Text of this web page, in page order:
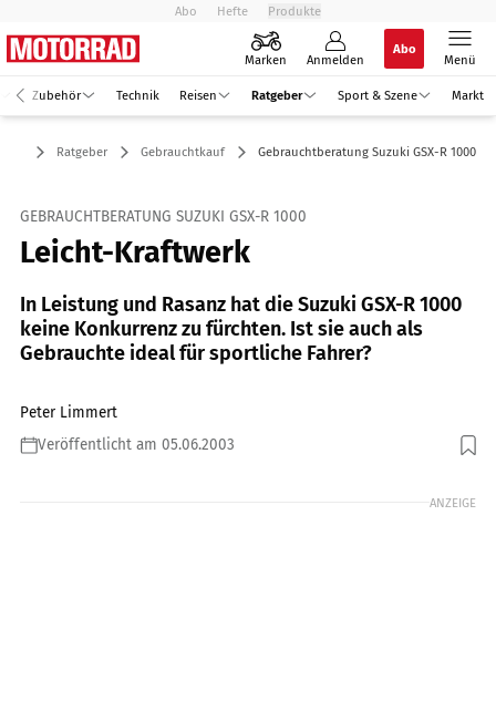
Abo Hefte Produkte
Marken Anmelden
Abo
Menü
Zubehör Technik Reisen Ratgeber Sport & Szene Markt
Ratgeber Gebrauchtkauf Gebrauchtberatung Suzuki GSX-R 1000
GEBRAUCHTBERATUNG SUZUKI GSX-R 1000
Leicht-Kraftwerk
In Leistung und Rasanz hat die Suzuki GSX-R 1000
keine Konkurrenz zu fürchten. Ist sie auch als
Gebrauchte ideal für sportliche Fahrer?
Peter Limmert
Veröffentlicht am 05.06.2003
Foto: Gargolov
ANZEIGE